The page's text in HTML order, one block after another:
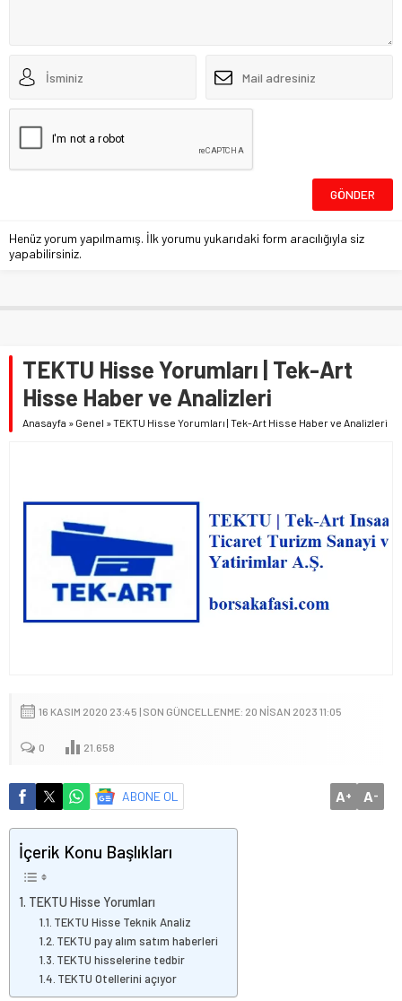
Henüz yorum yapılmamış. İlk yorumu yukarıdaki form aracılığıyla siz
yapabilirsiniz.
TEKTU Hisse Yorumları | Tek-Art
Hisse Haber ve Analizleri
Anasayfa » Genel »TEKTU Hisse Yorumları | Tek-Art Hisse Haber ve Analizleri
16 KASIM 2020 23:45 | SON GÜNCELLENME: 20 NISAN 2023 11:05
0 21.658
ABONE OL A+ A-
İçerik Konu Başlıkları
TEKTU Hisse Yorumları
TEKTU Hisse Teknik Analiz
TEKTU pay alım satım haberleri
TEKTU hisselerine tedbir
TEKTU Otellerini açıyor